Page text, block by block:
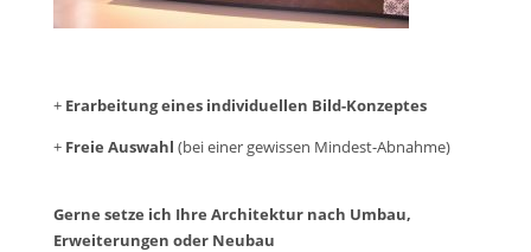
+ Erarbeitung eines individuellen Bild-Konzeptes
+ Freie Auswahl (bei einer gewissen Mindest-Abnahme)
Gerne setze ich Ihre Architektur nach Umbau,
Erweiterungen oder Neubau